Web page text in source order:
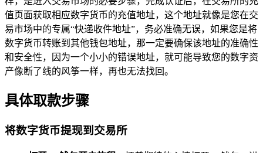
值页面获取相应数字货币的充值地址，这个地址就像是您在交
易市场中的专属“快递收件地址”，务必准确无误，如果您是将
数字货币转账到其他钱包地址，那一定要确保该地址的准确性
和安全性，因为一个小小的错误地址，就可能导致您的数字资
产像断了线的风筝一样，再也无法找回。
具体取款步骤
将数字货币提现到交易所